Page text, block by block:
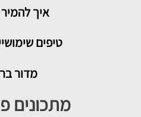
איך
טיפים
מדור
מתכונים